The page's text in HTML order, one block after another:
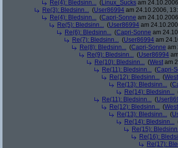
Re(4): Bledsinn... (Linux_Sucks am
Re(3): Bledsinn... (User86994 am 24.10.2006,
Re(4): Bledsinn... (Capri-Sonne am
Re(5): Bledsinn... (User86994 am
Re(6): Bledsinn... (Capri-Sonne am
Re(7): Bledsinn... (User86994 am
Re(8): Bledsinn... (Capri-Sonne am
Re(9): Bledsinn... (User86994
Re(10): Bledsinn... (West am
Re(11): Bledsinn... (Capri-
Re(12): Bledsinn... (West
Re(13): Bledsinn... (
Re(14): Bledsinn...
Re(11): Bledsinn... (
Re(12): Bledsinn... (West
Re(13): Bledsinn... (
Re(14): Bledsinn...
Re(15):
Re(16):
Re(17):